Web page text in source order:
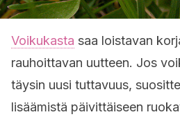
Voikukasta saa loistavan
rauhoittavan uutteen. Jos
täysin uusi tuttavuus,
lisäämistä päivittäiseen